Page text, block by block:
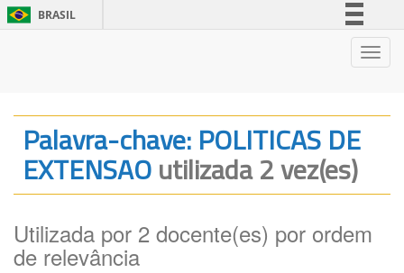
BRASIL
Legislação
Canais
Palavra-chave: POLITICAS DE
EXTENSAOutilizada 2 vez(es)
Utilizada por 2 docente(es) por ordem
de relevância